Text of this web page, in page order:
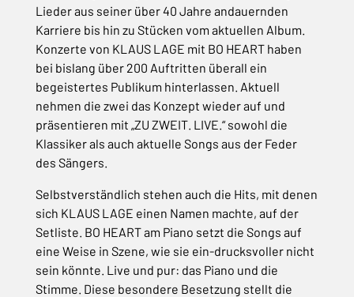
Lieder aus seiner über 40 Jahre andauernden
Karriere bis hin zu Stücken vom aktuellen Album.
Konzerte von KLAUS LAGE mit BO HEART haben
bei bislang über 200 Auftritten überall ein
begeistertes Publikum hinterlassen. Aktuell
nehmen die zwei das Konzept wieder auf und
präsentieren mit „ZU ZWEIT. LIVE.“ sowohl die
Klassiker als auch aktuelle Songs aus der Feder
des Sängers.
Selbstverständlich stehen auch die Hits, mit denen
sich KLAUS LAGE einen Namen machte, auf der
Setliste. BO HEART am Piano setzt die Songs auf
eine Weise in Szene, wie sie ein-drucksvoller nicht
sein könnte. Live und pur: das Piano und die
Stimme. Diese besondere Besetzung stellt die